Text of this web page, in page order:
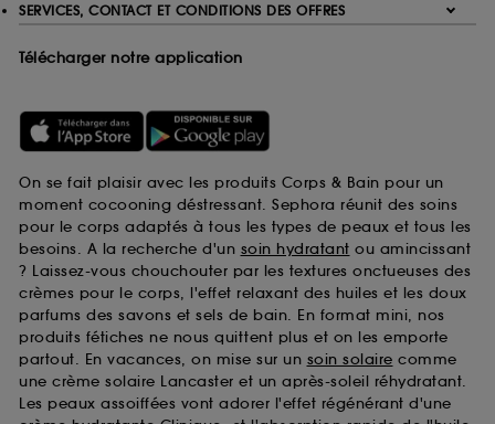
SERVICES, CONTACT ET CONDITIONS DES OFFRES
Télécharger notre application
On se fait plaisir avec les produits Corps & Bain pour un
moment cocooning déstressant. Sephora réunit des soins
pour le corps adaptés à tous les types de peaux et tous les
besoins. A la recherche d'un soin hydratant ou amincissant
? Laissez-vous chouchouter par les textures onctueuses des
crèmes pour le corps, l'effet relaxant des huiles et les doux
parfums des savons et sels de bain. En format mini, nos
produits fétiches ne nous quittent plus et on les emporte
partout. En vacances, on mise sur un soin solaire comme
une crème solaire Lancaster et un après-soleil réhydratant.
Les peaux assoiffées vont adorer l'effet régénérant d'une